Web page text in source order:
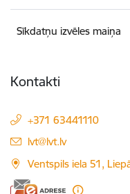
Sīkdatņu izvēles maiņa
Kontakti
+371 63441110
E-pasts:
lvt@lvt.lv
Ventspils iela 51,